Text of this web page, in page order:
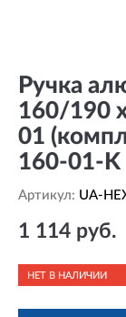
Ручка
160/190
01
160-01-K
Артикул: UA-
1 114 руб.
НЕТ В НАЛИЧИИ